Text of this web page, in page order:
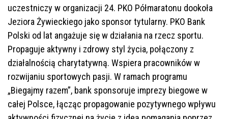
uczestniczy w organizacji 24. PKO Półmaratonu dookoła
Jeziora Żywieckiego jako sponsor tytularny. PKO Bank
Polski od lat angażuje się w działania na rzecz sportu.
Propaguje aktywny i zdrowy styl życia, połączony z
działalnością charytatywną. Wspiera pracowników w
rozwijaniu sportowych pasji. W ramach programu
„Biegajmy razem”, bank sponsoruje imprezy biegowe w
całej Polsce, łącząc propagowanie pozytywnego wpływu